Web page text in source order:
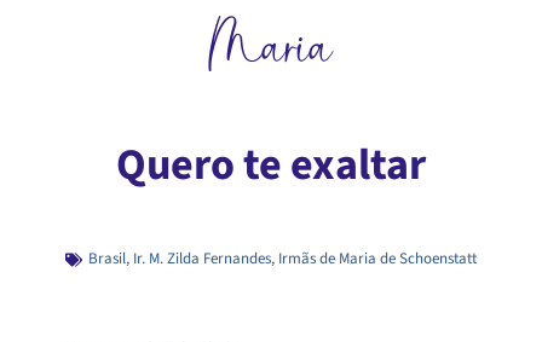
Maria
Quero te exaltar
Brasil, Ir. M. Zilda Fernandes, Irmãs de Maria de Schoenstatt